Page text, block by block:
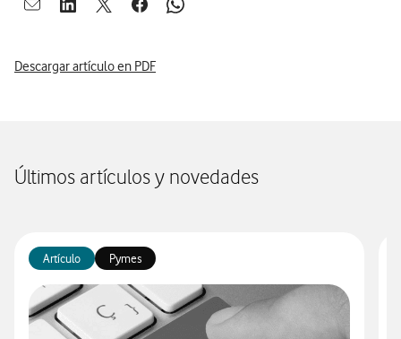
Abrir ventana para compartir en mail
Abrir ventana para compartir en linkedin
Abrir ventana para compartir en twitter
Abrir ventana para compartir en facebook
Abrir ventana para compartir en
Descargar artículo en PDF
Últimos artículos y novedades
Artículo Pymes